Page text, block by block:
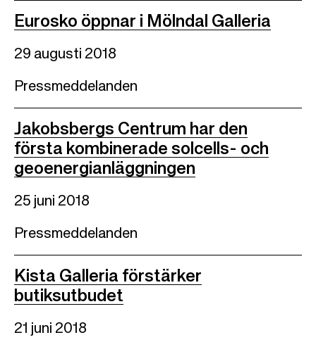
Eurosko öppnar i Mölndal Galleria
29 augusti 2018
Pressmeddelanden
Jakobsbergs Centrum har den
första kombinerade solcells- och
geoenergianläggningen
25 juni 2018
Pressmeddelanden
Kista Galleria förstärker
butiksutbudet
21 juni 2018